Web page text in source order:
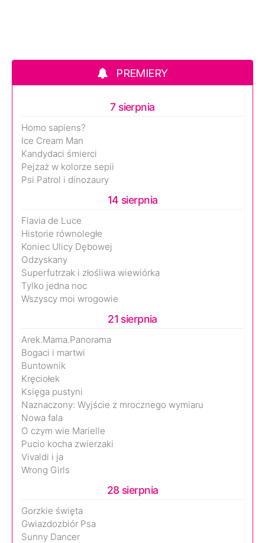
PREMIERY
7 sierpnia
Homo sapiens?
Ice Cream Man
Kandydaci śmierci
Pejzaż w kolorze sepii
Psi Patrol i dinozaury
14 sierpnia
Flavia de Luce
Historie równoległe
Koniec Ulicy Dębowej
Odzyskany
Superfutrzak i złośliwa wiewiórka
Tylko jedna noc
Wszyscy moi wrogowie
21 sierpnia
Arek.Mama.Panorama
Bogaci i martwi
Buntownik
Kręciołek
Księga pustyni
Naznaczony: Wyjście z mrocznego wymiaru
Nowa fala
O czym wie Marielle
Pucio kocha zwierzaki
Vivaldi i ja
Wrong Girls
28 sierpnia
Gorzkie święta
Gwiazdozbiór Psa
Sunny Dancer